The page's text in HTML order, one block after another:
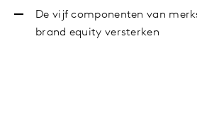
De vijf componenten van
brand equity versterken